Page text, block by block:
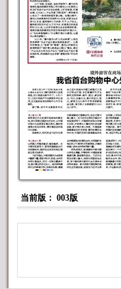
当前版： 003版